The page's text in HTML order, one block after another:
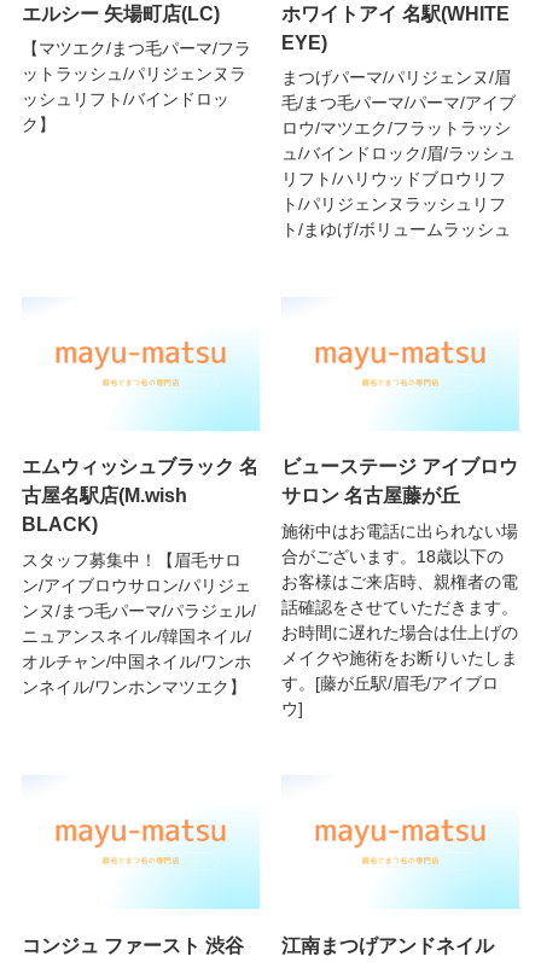
エルシー 矢場町店(LC)
【マツエク/まつ毛パーマ/フラ
ットラッシュ/パリジェンヌラ
ッシュリフト/バインドロッ
ク】
ホワイトアイ 名駅(WHITE
EYE)
まつげパーマ/パリジェンヌ/眉
毛/まつ毛パーマ/パーマ/アイブ
ロウ/マツエク/フラットラッシ
ュ/バインドロック/眉/ラッシュ
リフト/ハリウッドブロウリフ
ト/パリジェンヌラッシュリフ
ト/まゆげ/ボリュームラッシュ
エムウィッシュブラック 名
古屋名駅店(M.wish
BLACK)
スタッフ募集中！【眉毛サロ
ン/アイブロウサロン/パリジェ
ンヌ/まつ毛パーマ/パラジェル/
ニュアンスネイル/韓国ネイル/
オルチャン/中国ネイル/ワンホ
ンネイル/ワンホンマツエク】
ビューステージ アイブロウ
サロン 名古屋藤が丘
施術中はお電話に出られない場
合がございます。18歳以下の
お客様はご来店時、親権者の電
話確認をさせていただきます。
お時間に遅れた場合は仕上げの
メイクや施術をお断りいたしま
す。[藤が丘駅/眉毛/アイブロ
ウ]
コンジュ ファースト 渋谷
江南まつげアンドネイル